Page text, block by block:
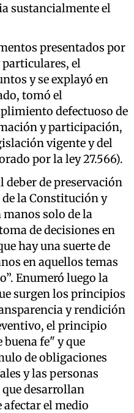
sustancialmente el
presentados por
el
y se explayó en
tomó el
defectuoso de
y participación,
vigente y del
por la ley 27.566).
deber de preservación
la Constitución y
manos solo de la
de decisiones en
hay una suerte de
en aquellos temas
Enumeró luego la
surgen los principios
y rendición
el principio
fe" y que
de obligaciones
y las personas
desarrollan
afectar el medio